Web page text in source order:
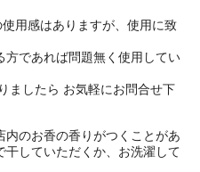
用感はありますが、使用に致
であれば問題無く使用してい
ましたら お気軽にお問合せ下
のお香の香りがつくことがあ
干していただくか、お洗濯して